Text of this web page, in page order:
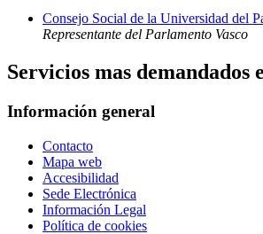
Consejo Social de la Universidad del
Representante del Parlamento Vasco
Servicios mas demandados
Información general
Contacto
Mapa web
Accesibilidad
Sede Electrónica
Información Legal
Política de cookies